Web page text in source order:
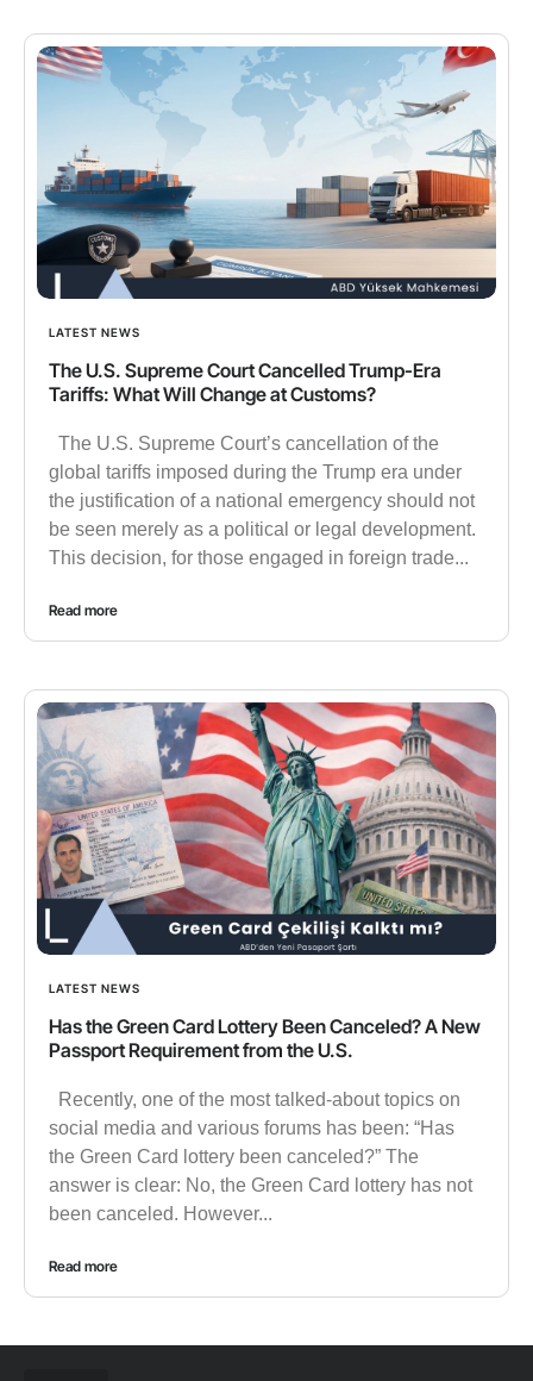
LATEST NEWS
The U.S. Supreme Court Cancelled Trump-Era
Tariffs: What Will Change at Customs?
The U.S. Supreme Court’s cancellation of the
global tariffs imposed during the Trump era under
the justification of a national emergency should not
be seen merely as a political or legal development.
This decision, for those engaged in foreign trade...
Read more
LATEST NEWS
Has the Green Card Lottery Been Canceled? A New
Passport Requirement from the U.S.
Recently, one of the most talked-about topics on
social media and various forums has been: “Has
the Green Card lottery been canceled?” The
answer is clear: No, the Green Card lottery has not
been canceled. However...
Read more